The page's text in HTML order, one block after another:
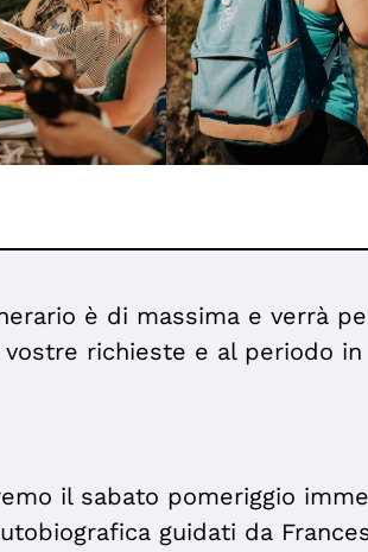
è di massima e verrà
vostre richieste e al periodo
il sabato pomeriggio
guidati da